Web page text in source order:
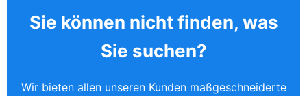
Sie können nicht finden, was
Sie suchen?
Wir bieten allen unseren Kunden maßgeschneiderte